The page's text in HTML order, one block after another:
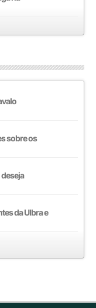
sobre os
da Ulbra e